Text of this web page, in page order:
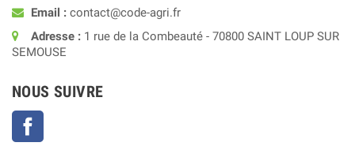
Email : contact@code-agri.fr
Adresse : 1 rue de la Combeauté - 70800 SAINT LOUP SUR
SEMOUSE
NOUS SUIVRE